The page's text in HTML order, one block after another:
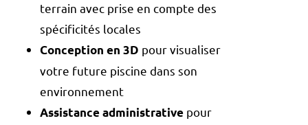
terrain avec prise en compte des
spécificités locales
Conception en 3D pour visualiser
votre future piscine dans son
environnement
Assistance administrative pour